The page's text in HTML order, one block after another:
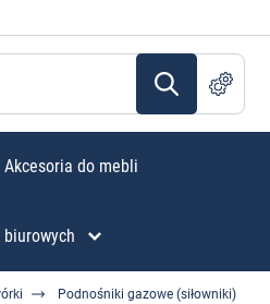
Akcesoria do mebli
biurowych
Podnośniki gazowe (siłowniki)